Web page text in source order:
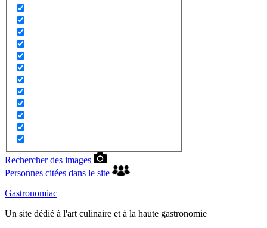
Rechercher des images
Personnes citées dans le site
Gastronomiac
Un site dédié à l'art culinaire et à la haute gastronomie